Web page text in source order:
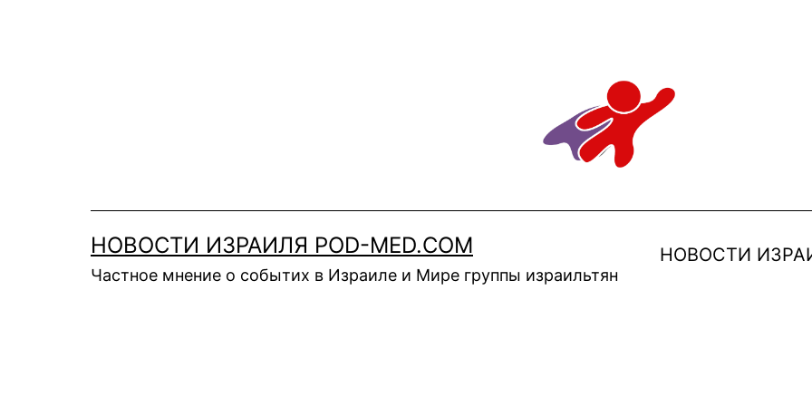
НОВОСТИ ИЗРАИЛЯ POD-MED.COM
Частное мнение о событих в Израиле и Мире группы израильтян
НОВОСТИ